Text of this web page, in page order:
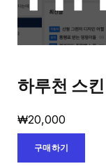
하루천 스킨
₩20,000
구매하기